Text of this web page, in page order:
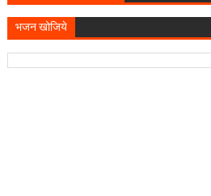
भजन खोजिये